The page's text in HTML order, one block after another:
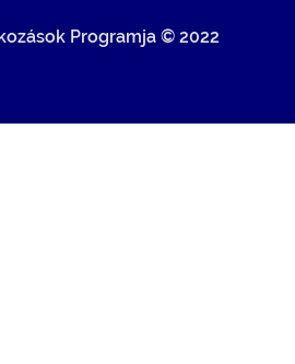
Programja © 2022